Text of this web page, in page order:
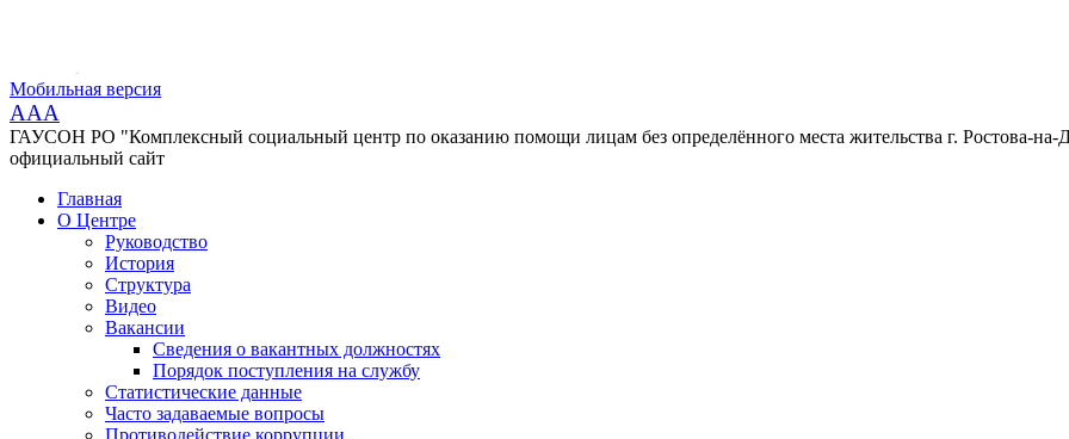
Мобильная версия
AAA
ГАУСОН РО "Комплексный социальный центр по оказанию помощи лицам без определённого места жительства г. Ростова-на-
официальный сайт
Главная
О Центре
Руководство
История
Структура
Видео
Вакансии
Сведения о вакантных должностях
Порядок поступления на службу
Статистические данные
Часто задаваемые вопросы